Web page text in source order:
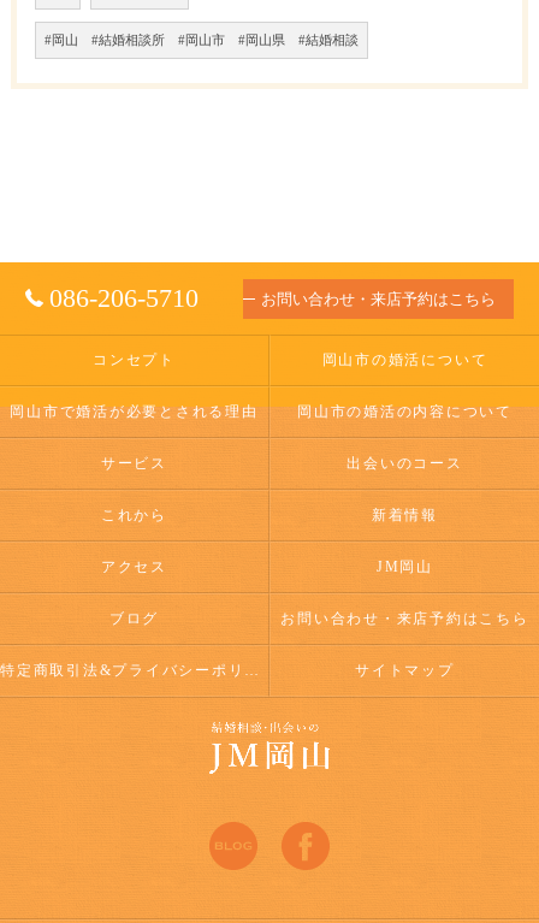
#岡山 #結婚相談所 #岡山市 #岡山県 #結婚相談
086-206-5710 お問い合わせ・来店予約はこちら
コンセプト 岡山市の婚活について
岡山市で婚活が必要とされる理由 岡山市の婚活の内容について
サービス 出会いのコース
これから 新着情報
アクセス JM岡山
ブログ お問い合わせ・来店予約はこちら
特定商取引法&プライバシーポリシー サイトマップ